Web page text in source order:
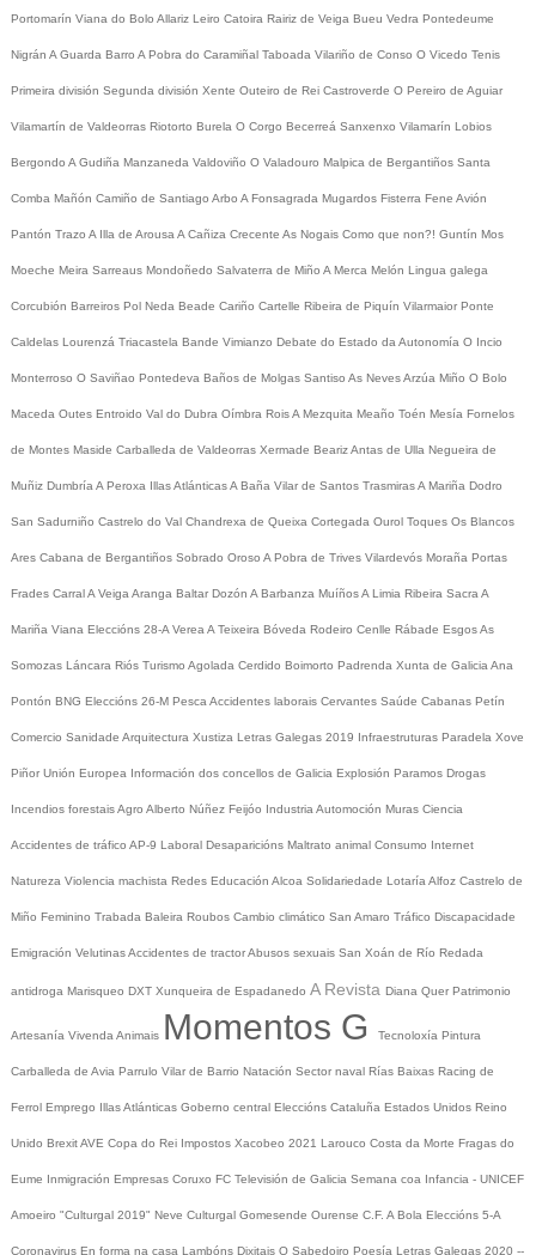
Portomarín Viana do Bolo Allariz Leiro Catoira Rairiz de Veiga Bueu Vedra Pontedeume
Nigrán A Guarda Barro A Pobra do Caramiñal Taboada Vilariño de Conso O Vicedo Tenis
Primeira división Segunda división Xente Outeiro de Rei Castroverde O Pereiro de Aguiar
Vilamartín de Valdeorras Riotorto Burela O Corgo Becerreá Sanxenxo Vilamarín Lobios
Bergondo A Gudiña Manzaneda Valdoviño O Valadouro Malpica de Bergantiños Santa
Comba Mañón Camiño de Santiago Arbo A Fonsagrada Mugardos Fisterra Fene Avión
Pantón Trazo A Illa de Arousa A Cañiza Crecente As Nogais Como que non?! Guntín Mos
Moeche Meira Sarreaus Mondoñedo Salvaterra de Miño A Merca Melón Lingua galega
Corcubión Barreiros Pol Neda Beade Cariño Cartelle Ribeira de Piquín Vilarmaior Ponte
Caldelas Lourenzá Triacastela Bande Vimianzo Debate do Estado da Autonomía O Incio
Monterroso O Saviñao Pontedeva Baños de Molgas Santiso As NevesArzúa Miño O Bolo
Maceda Outes Entroido Val do Dubra Oímbra RoisA Mezquita Meaño Toén Mesía Fornelos
de Montes Maside Carballeda de Valdeorras Xermade BearizAntas de Ulla Negueira de
Muñiz Dumbría A Peroxa Illas AtlánticasA Baña Vilar de Santos TrasmirasA Mariña Dodro
San Sadurniño Castrelo do Val Chandrexa de Queixa Cortegada Ourol Toques Os Blancos
Ares Cabana de Bergantiños Sobrado Oroso A Pobra de Trives Vilardevós Moraña Portas
Frades CarralA Veiga Aranga Baltar Dozón A Barbanza MuíñosA Limia Ribeira Sacra A
Mariña Viana Eleccións 28-A Verea A Teixeira Bóveda Rodeiro Cenlle Rábade EsgosAs
Somozas Láncara Riós Turismo Agolada Cerdido Boimorto Padrenda Xunta de Galicia Ana
Pontón BNG Eleccións 26-M Pesca Accidentes laborais Cervantes Saúde Cabanas Petín
Comercio Sanidade Arquitectura Xustiza Letras Galegas 2019 Infraestruturas Paradela Xove
Piñor Unión Europea Información dos concellos de Galicia Explosión Paramos Drogas
Incendios forestaisAgro Alberto Núñez Feijóo Industria Automoción Muras Ciencia
Accidentes de tráfico AP-9 Laboral Desaparicións Maltrato animal Consumo Internet
Natureza Violencia machista Redes Educación Alcoa Solidariedade Lotaría Alfoz Castrelo de
Miño Feminino Trabada Baleira Roubos Cambio climático San Amaro Tráfico Discapacidade
Emigración VelutinasAccidentes de tractorAbusos sexuais San Xoán de Río Redada
antidroga Marisqueo DXT Xunqueira de Espadanedo A Revista Diana Quer Patrimonio
Artesanía Vivenda Animais Momentos G Tecnoloxía Pintura
Carballeda de Avia Parrulo Vilar de Barrio Natación Sector naval Rías Baixas Racing de
Ferrol Emprego Illas Atlánticas Goberno central Eleccións Cataluña Estados Unidos Reino
Unido BrexitAVE Copa do Rei Impostos Xacobeo 2021 Larouco Costa da Morte Fragas do
Eume Inmigración Empresas Coruxo FC Televisión de Galicia Semana coa Infancia - UNICEF
Amoeiro "Culturgal 2019" Neve Culturgal Gomesende Ourense C.F. A Bola Eleccións 5-A
Coronavirus En forma na casa Lambóns Dixitais O Sabedoiro Poesía Letras Galegas 2020 --